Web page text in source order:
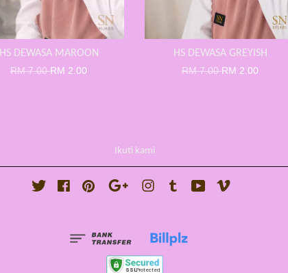
HS DEWASA MAROON
RM 7.00RM 2.00
HS DEWASA GREYISH
RM 7.00RM 2.00
Ikuti kami
Twitter FacebookPinterest Google Instagram
Tumblr YouTube